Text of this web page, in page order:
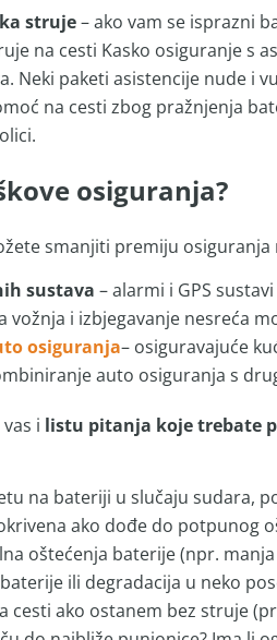
struje– ako vam se isprazni
na cesti Kasko osiguranje s
Neki paketi asistencije nude i
na cesti zbog pražnjenja
osiguranja?
smanjiti premiju osiguranja
sustava – alarmi i GPS
vožnja i izbjegavanje nesreća
osiguranja– osiguravajuće
auto osiguranja s
i listu pitanja koje trebate
na bateriji u slučaju sudara,
ako dođe do potpunog
oštećenja baterije (npr.
ili degradacija u neko
cesti ako ostanem bez struje